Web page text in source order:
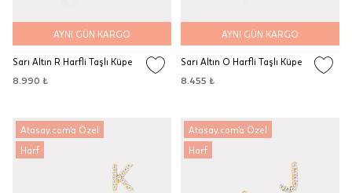
AYNI GÜN KARGO
Sarı Altın R Harfli Taşlı Küpe
8.990 ₺
AYNI GÜN KARGO
Sarı Altın O Harfli Taşlı Küpe
8.455 ₺
Atasay.com'a Özel
Harf
Atasay.com'a Özel
Harf